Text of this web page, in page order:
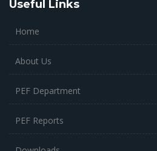
Useful Links
Home
About Us
PEF Department
PEF Reports